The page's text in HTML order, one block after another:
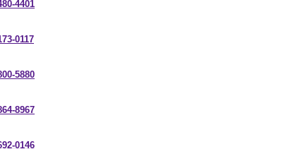
4401
0117
5880
8967
0146